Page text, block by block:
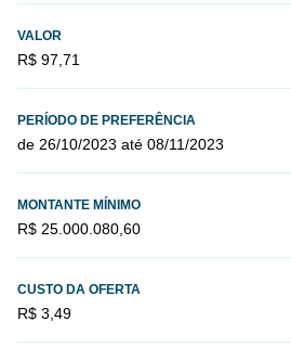
VALOR
R$ 97,71
PERÍODO DE PREFERÊNCIA
de 26/10/2023 até 08/11/2023
MONTANTE MÍNIMO
R$ 25.000.080,60
CUSTO DA OFERTA
R$ 3,49